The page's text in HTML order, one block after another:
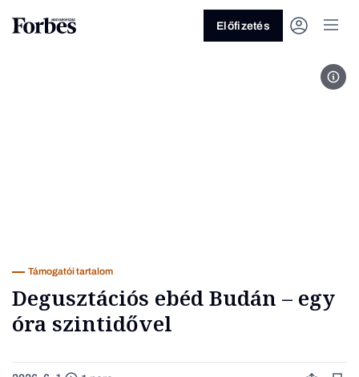
Üzlet
Előfizetés
Támogatói tartalom
Degusztációs ebéd Budán – egy
óra szintidővel